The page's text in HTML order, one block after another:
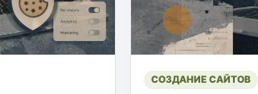
СОЗДАНИЕ САЙТОВ